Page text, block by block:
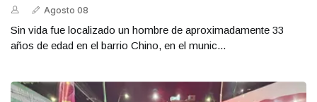
Agosto 08
Sin vida fue localizado un hombre de aproximadamente 33
años de edad en el barrio Chino, en el munic...